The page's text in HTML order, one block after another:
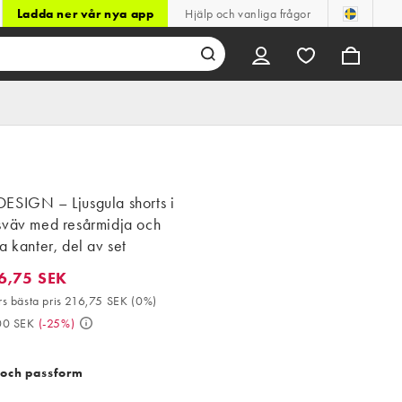
Ladda ner vår nya app Hjälp och vanliga frågor
– Ljusgula shorts i
med resårmidja och
kanter, del av set
SEK. 30-dagars bästa pris 216,75 SEK (0%). Då 289,00 SEK. (-
SEK
bästa pris 216,75 SEK (0%)
SEK (-25%)
passform